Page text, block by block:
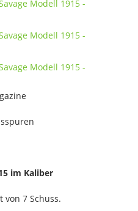
im Kaliber
von 7 Schuss.